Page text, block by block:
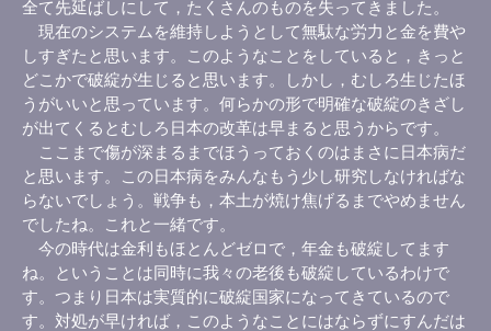
全て先延ばしにして，たくさんのものを失ってきました。
現在のシステムを維持しようとして無駄な労力と金を費や
しすぎたと思います。このようなことをしていると，きっと
どこかで破綻が生じると思います。しかし，むしろ生じたほ
うがいいと思っています。何らかの形で明確な破綻のきざし
が出てくるとむしろ日本の改革は早まると思うからです。
ここまで傷が深まるまでほうっておくのはまさに日本病だ
と思います。この日本病をみんなもう少し研究しなければな
らないでしょう。戦争も，本土が焼け焦げるまでやめません
でしたね。これと一緒です。
今の時代は金利もほとんどゼロで，年金も破綻してます
ね。ということは同時に我々の老後も破綻しているわけで
す。つまり日本は実質的に破綻国家になってきているので
す。対処が早ければ，このようなことにはならずにすんだは